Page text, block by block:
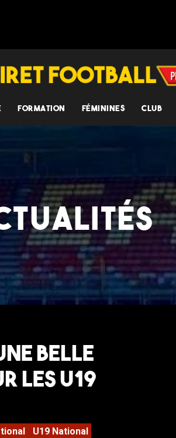
FORMATION FÉMININES CLUB
belle
les U19
U19 National